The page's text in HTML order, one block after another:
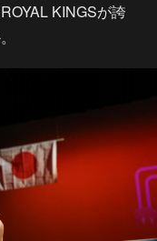
KINGSが誇